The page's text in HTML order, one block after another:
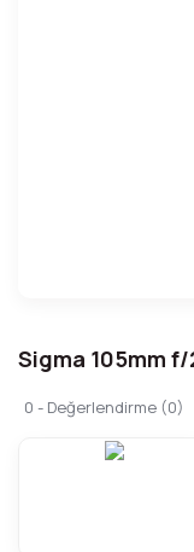
Sigma 105mm f/
0 - Değerlendirme (0)